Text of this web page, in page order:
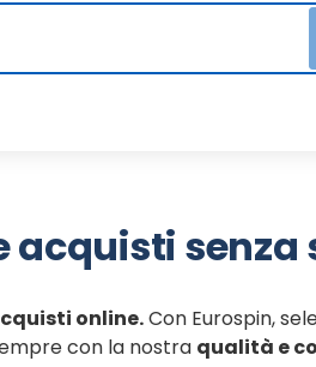
acquisti senza
online.Con Eurospin,
con la nostra qualità e